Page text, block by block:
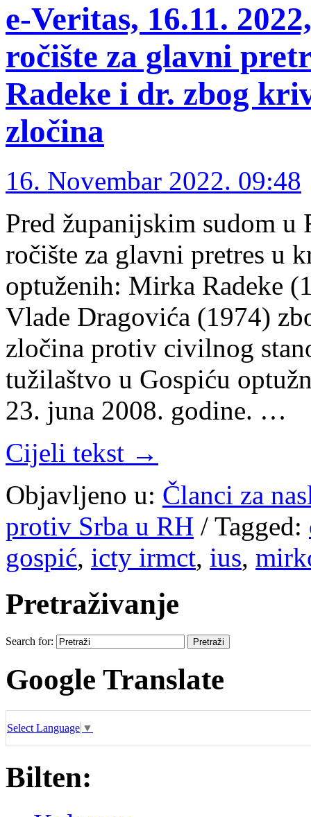
e-Veritas, 16.11.
ročište za glavni
Radeke i dr. zbog
zločina
16. Novembar 2022. 09:48
Pred županijskim sudom u
ročište za glavni pretres u
optuženih: Mirka Radeke
Vlade Dragovića (1974)
zločina protiv civilnog
tužilaštvo u Gospiću
23. juna 2008. godine. …
Cijeli tekst →
Objavljeno u: Članci za
protiv Srba u RH / Tagged:
gospić, icty irmct, ius,
Pretraživanje
Search for:
Google Translate
Select Language ▼
Bilten: